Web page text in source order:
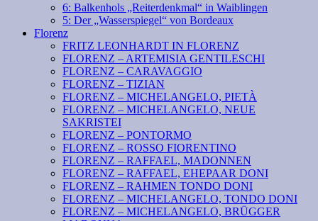
6: Balkenhols „Reiterdenkmal“ in Waiblingen
5: Der „Wasserspiegel“ von Bordeaux
Florenz
FRITZ LEONHARDT IN FLORENZ
FLORENZ – ARTEMISIA GENTILESCHI
FLORENZ – CARAVAGGIO
FLORENZ – TIZIAN
FLORENZ – MICHELANGELO, PIETÀ
FLORENZ – MICHELANGELO, NEUE
SAKRISTEI
FLORENZ – PONTORMO
FLORENZ – ROSSO FIORENTINO
FLORENZ – RAFFAEL, MADONNEN
FLORENZ – RAFFAEL, EHEPAAR DONI
FLORENZ – RAHMEN TONDO DONI
FLORENZ – MICHELANGELO, TONDO DONI
FLORENZ – MICHELANGELO, BRÜGGER